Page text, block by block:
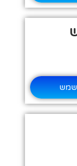
שמש